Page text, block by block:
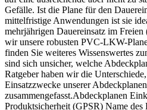
Gefälle. Ist die Plane für den
mittelfristige Anwendungen ist sie
mehrjährigen Dauereinsatz im
wir unsere robusten PVC-LKW-
finden Sie weiteres Wissenswertes
sind sich unsicher, welche
Ratgeber haben wir die
Einsatzzwecke unserer
zusammengefasst.Abdeckplanen
Produktsicherheit (GPSR) Name